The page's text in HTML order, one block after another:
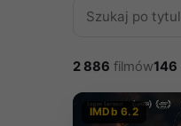
2 886 filmów146
IMDb 6.2